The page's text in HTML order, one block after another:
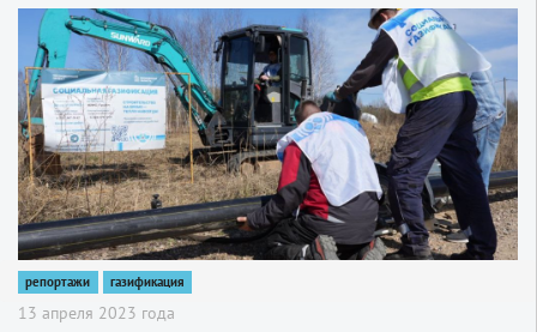
репортажи газификация
13 апреля 2023 года